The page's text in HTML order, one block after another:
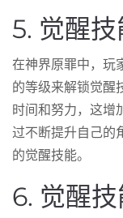
5. 觉醒
在神界原罪中，玩
的等级来解锁觉醒
时间和努力，这增
过不断提升自己的
的觉醒技能。
6. 觉醒